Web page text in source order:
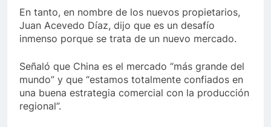
En tanto, en nombre de los nuevos propietarios,
Juan Acevedo Díaz, dijo que es un desafío
inmenso porque se trata de un nuevo mercado.
Señaló que China es el mercado “más grande del
mundo” y que “estamos totalmente confiados en
una buena estrategia comercial con la producción
regional”.